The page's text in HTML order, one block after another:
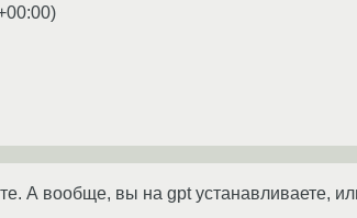
)
А вообще, вы на gpt устанавливаете,